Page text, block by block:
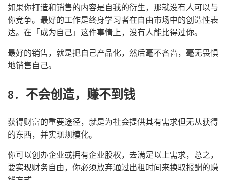
如果你打造和销售的内容是自我的衍生，那就没有人可以与
你竞争。最好的工作是终身学习者在自由市场中的创造性表
达。在「成为自己」这件事情上，没有人能比得过你。
最好的销售，就是把自己产品化，然后毫不吝啬，毫无畏惧
地销售自己。
8. 不会创造，赚不到钱
获得财富的重要途径，就是为社会提供其有需求但无从获得
的东西，并实现规模化。
你可以创办企业或拥有企业股权，去满足以上需求，总之，
要实现财务自由，你必须放弃通过出租时间来换取报酬的赚